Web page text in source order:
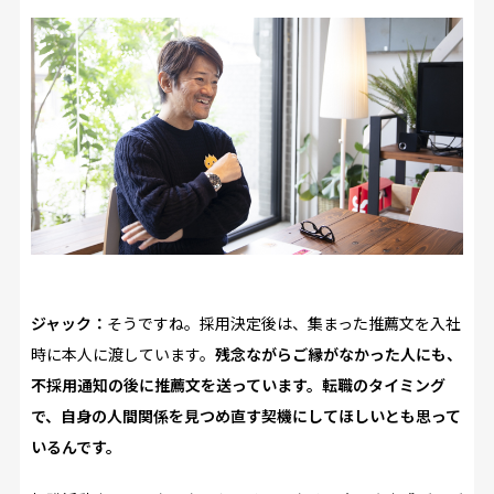
ジャック： そうですね。採用決定後は、集まった推薦文を入社
時に本人に渡しています。 残念ながらご縁がなかった人にも、
不採用通知の後に推薦文を送っています。転職のタイミング
で、自身の人間関係を見つめ直す契機にしてほしいとも思って
いるんです。